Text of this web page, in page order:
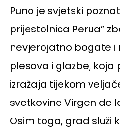
Puno je svjetski
prijestolnica Perua”
nevjerojatno bogate i
plesova i glazbe, koja
izražaja tijekom
svetkovine Virgen de
Osim toga, grad služi